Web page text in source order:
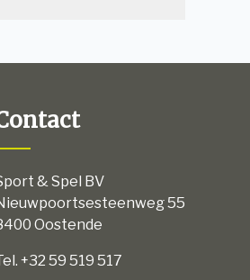
& Spel BV
55
Oostende
+32 59 519 517